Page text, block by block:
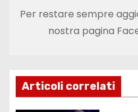
g
z
i
Per restare sempre
nostra pagina
Articoli correlati